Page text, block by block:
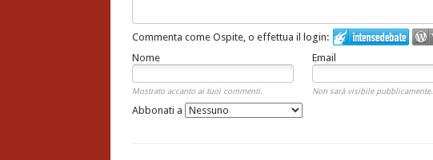
Commenta come Ospite, o effettua il login:
Nome
Email
Mostrato accanto ai tuoi commenti. Non sarà visibile pubblicamente.
Abbonati a